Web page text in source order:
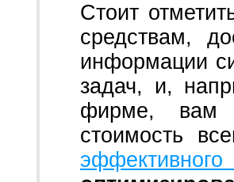
Стоит
средствам,
информации
задач, и,
фирме, вам
стоимость